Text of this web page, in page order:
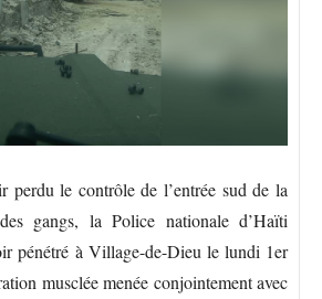
perdu le contrôle de l’entrée sud de la
gangs, la Police nationale d’Haïti
pénétré à Village-de-Dieu le lundi 1er
musclée menée conjointement avec